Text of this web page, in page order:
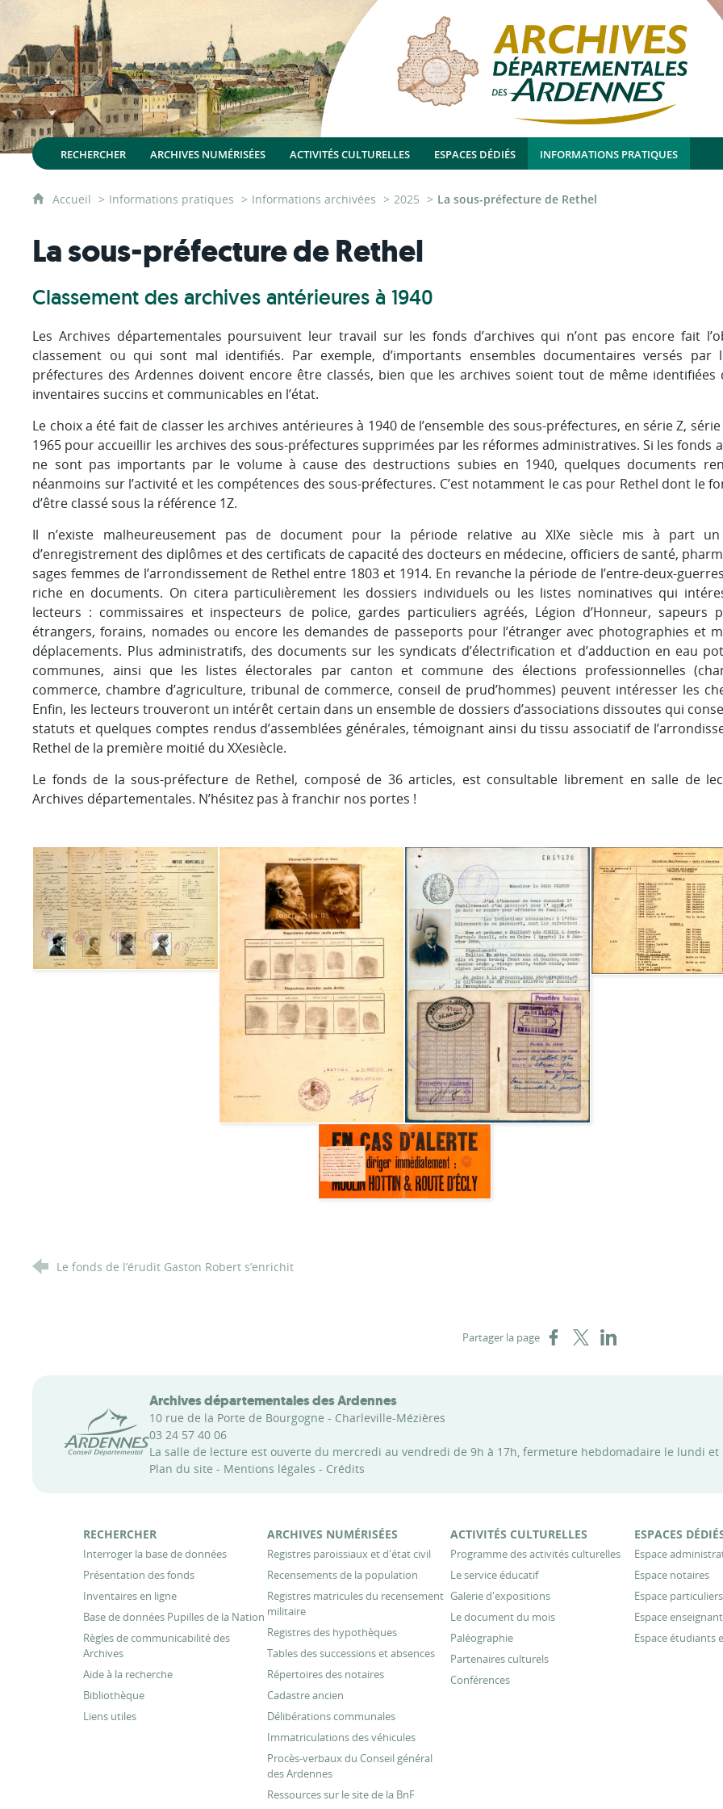
RECHERCHER ARCHIVES NUMÉRISÉES ACTIVITÉS CULTURELLES ESPACES DÉDIÉS INFORMATIONS PRATIQUES
Accueil Informations pratiques Informations archivées 2025 La sous-préfecture de Rethel
La sous-préfecture de Rethel
Classement des archives antérieures à 1940
Les Archives départementales poursuivent leur travail sur les fonds d’archives qui n’ont pas encore fait
classement ou qui sont mal identifiés. Par exemple, d’importants ensembles documentaires versés par
préfectures des Ardennes doivent encore être classés, bien que les archives soient tout de même identifiées
inventaires succins et communicables en l’état.
Le choix a été fait de classer les archives antérieures à 1940 de l’ensemble des sous-préfectures, en série Z,
1965 pour accueillir les archives des sous-préfectures supprimées par les réformes administratives. Si les fonds
ne sont pas importants par le volume à cause des destructions subies en 1940, quelques documents
néanmoins sur l’activité et les compétences des sous-préfectures. C’est notamment le cas pour Rethel dont le
d’être classé sous la référence 1Z.
Il n’existe malheureusement pas de document pour la période relative au XIXe siècle mis à part
d’enregistrement des diplômes et des certificats de capacité des docteurs en médecine, officiers de santé,
sages femmes de l’arrondissement de Rethel entre 1803 et 1914. En revanche la période de l’entre-deux-
riche en documents. On citera particulièrement les dossiers individuels ou les listes nominatives qui
lecteurs : commissaires et inspecteurs de police, gardes particuliers agréés, Légion d’Honneur, sapeurs
étrangers, forains, nomades ou encore les demandes de passeports pour l’étranger avec photographies et
déplacements. Plus administratifs, des documents sur les syndicats d’électrification et d’adduction en eau
communes, ainsi que les listes électorales par canton et commune des élections professionnelles
commerce, chambre d’agriculture, tribunal de commerce, conseil de prud’hommes) peuvent intéresser les
Enfin, les lecteurs trouveront un intérêt certain dans un ensemble de dossiers d’associations dissoutes qui
statuts et quelques comptes rendus d’assemblées générales, témoignant ainsi du tissu associatif de
Rethel de la première moitié du XXesiècle.
Le fonds de la sous-préfecture de Rethel, composé de 36 articles, est consultable librement en salle de
Archives départementales. N’hésitez pas à franchir nos portes !
Le fonds de l’érudit Gaston Robert s’enrichit
Partager la page Partager sur Facebook
Partager sur XPartager sur LinkedIn
Conseil départemental des Ardennes
Archives départementales des Ardennes
10 rue de la Porte de Bourgogne - Charleville-Mézières
03 24 57 40 06
La salle de lecture est ouverte du mercredi au vendredi de 9h à 17h, fermeture hebdomadaire le lundi et
Plan du site - Mentions légales - Crédits
RECHERCHER
Interroger la base de données
Présentation des fonds
Inventaires en ligne
Base de données Pupilles de la Nation
Règles de communicabilité des
Archives
Aide à la recherche
Bibliothèque
Liens utiles
ARCHIVES NUMÉRISÉES
Registres paroissiaux et d'état civil
Recensements de la population
Registres matricules du recensement
militaire
Registres des hypothèques
Tables des successions et absences
Répertoires des notaires
Cadastre ancien
Délibérations communales
Immatriculations des véhicules
Procès-verbaux du Conseil général
des Ardennes
Ressources sur le site de la BnF
ACTIVITÉS CULTURELLES
Programme des activités culturelles
Le service éducatif
Galerie d'expositions
Le document du mois
Paléographie
Partenaires culturels
Conférences
ESPACES
Espace
Espace notaires
Espace particuliers
Espace
Espace étudiants